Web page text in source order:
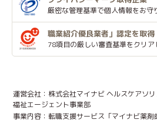
厳密な管理基準で個人情報をお守
職業紹介優良業者」 認定を取得
78項目の厳しい審査基準をクリア
運営会社：株式会社マイナビ ヘルスケアソ
福祉エージェント事業部
事業内容：転職支援サービス「マイナビ薬剤